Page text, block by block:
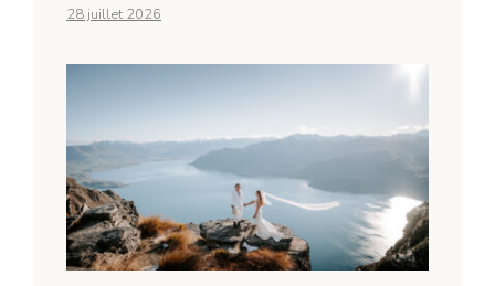
28 juillet 2026